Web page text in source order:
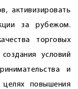
активизировать
за рубежом.
торговых
условий
и
повышения